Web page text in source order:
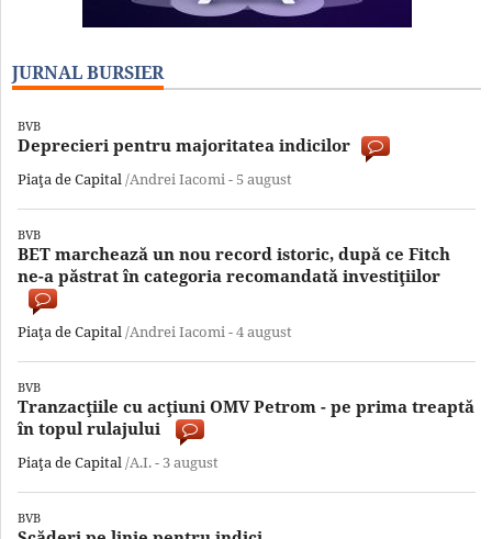
JURNAL BURSIER
BVB
Deprecieri pentru majoritatea indicilor
Piaţa de Capital/Andrei Iacomi - 5 august
BVB
BET marchează un nou record istoric, după ce Fitch
ne-a păstrat în categoria recomandată investiţiilor
Piaţa de Capital/Andrei Iacomi -4 august
BVB
Tranzacţiile cu acţiuni OMV Petrom - pe prima treaptă
în topul rulajului
Piaţa de Capital/A.I. - 3 august
BVB